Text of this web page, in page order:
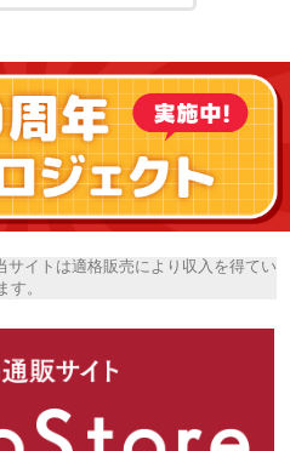
イトは適格販売により収入を得てい
す。